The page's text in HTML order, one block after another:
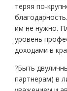
теряя по-
им не нужно.
уровень
доходами в
?Быть
партнерам) в